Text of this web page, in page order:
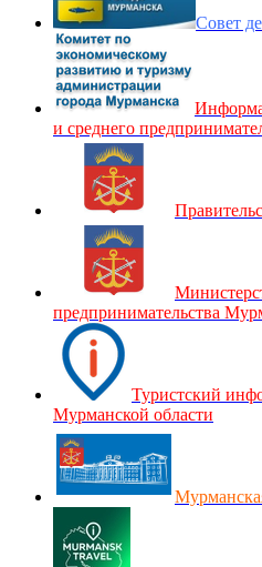
Совет
и среднего
предпринимательства
Туристский
Мурманской области